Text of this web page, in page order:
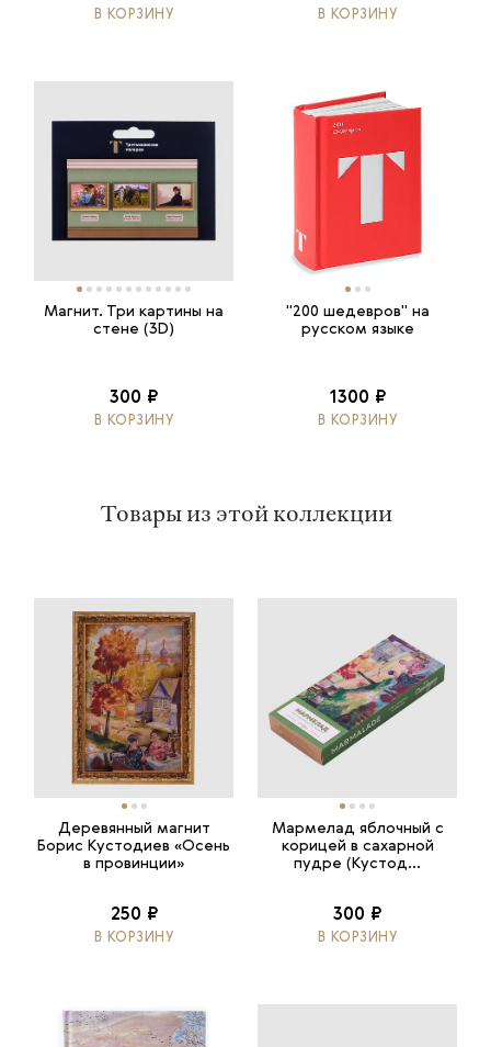
В КОРЗИНУ В КОРЗИНУ
Магнит. Три картины на
стене (3D)
300 ₽
В КОРЗИНУ
"200 шедевров" на
русском языке
1300 ₽
В КОРЗИНУ
Товары из этой коллекции
Деревянный магнит
Борис Кустодиев «Осень
в провинции»
250 ₽
В КОРЗИНУ
Мармелад яблочный с
корицей в сахарной
пудре (Кустод...
300 ₽
В КОРЗИНУ